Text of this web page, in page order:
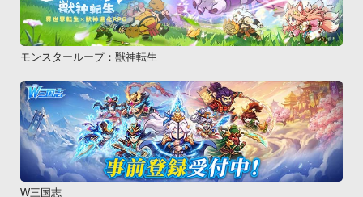
モンスターループ：獣神転生
W三国志